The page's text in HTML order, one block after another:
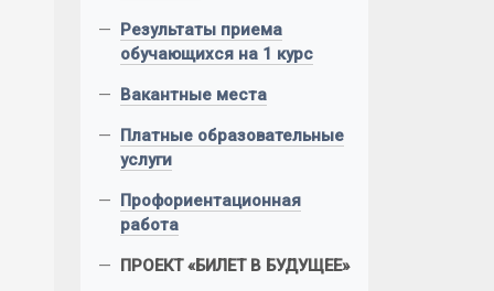
— Результаты приема
обучающихся на 1 курс
— Вакантные места
— Платные образовательные
услуги
— Профориентационная
работа
— ПРОЕКТ «БИЛЕТ В БУДУЩЕЕ»